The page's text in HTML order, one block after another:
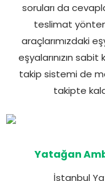
soruları da
teslimat
araçlarımızdaki
eşyalarınızın sabit
takip sistemi de
takipte
Yatağan
İstanbul